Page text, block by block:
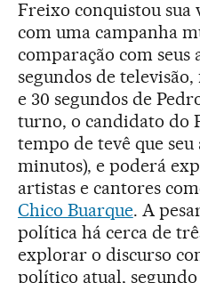
Freixo conquistou sua
com uma campanha
comparação com seus
segundos de
e 30 segundos de
turno, o candidato do
tempo de tevê que
minutos), e poderá
artistas e cantores
Chico Buarque. A
política há cerca de
explorar o discurso
político atual, segundo